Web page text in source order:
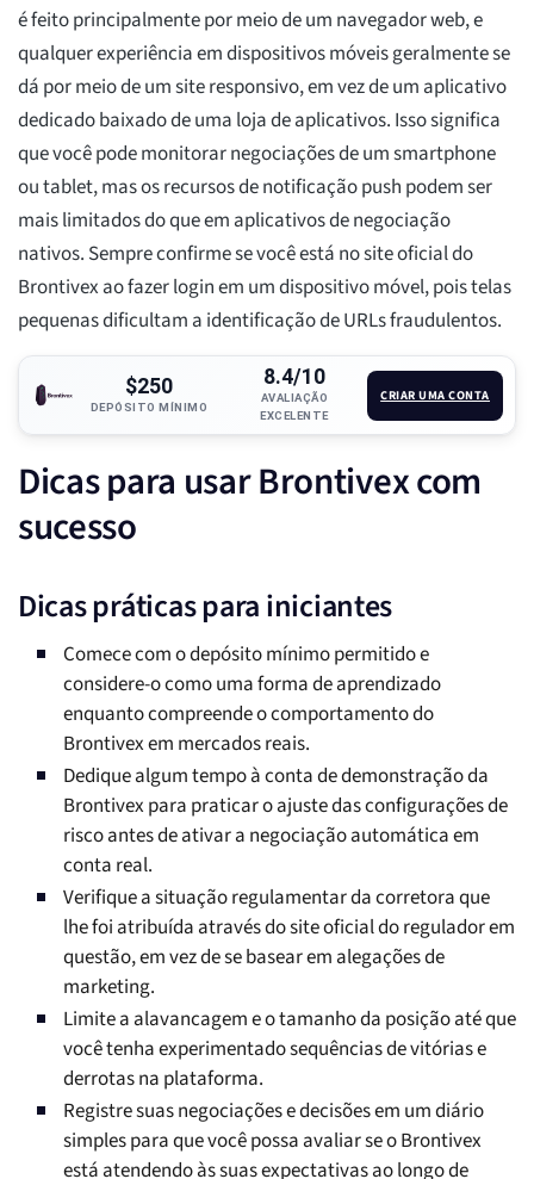
é feito principalmente por meio de um navegador web, e
qualquer experiência em dispositivos móveis geralmente se
dá por meio de um site responsivo, em vez de um aplicativo
dedicado baixado de uma loja de aplicativos. Isso significa
que você pode monitorar negociações de um smartphone
ou tablet, mas os recursos de notificação push podem ser
mais limitados do que em aplicativos de negociação
nativos. Sempre confirme se você está no site oficial do
Brontivex ao fazer login em um dispositivo móvel, pois telas
pequenas dificultam a identificação de URLs fraudulentos.
$250
DEPÓSITO MÍNIMO
8.4/10
AVALIAÇÃO
EXCELENTE
CRIAR UMA CONTA
Dicas para usar Brontivex com
sucesso
Dicas práticas para iniciantes
Comece com o depósito mínimo permitido e
considere-o como uma forma de aprendizado
enquanto compreende o comportamento do
Brontivex em mercados reais.
Dedique algum tempo à conta de demonstração da
Brontivex para praticar o ajuste das configurações de
risco antes de ativar a negociação automática em
conta real.
Verifique a situação regulamentar da corretora que
lhe foi atribuída através do site oficial do regulador em
questão, em vez de se basear em alegações de
marketing.
Limite a alavancagem e o tamanho da posição até que
você tenha experimentado sequências de vitórias e
derrotas na plataforma.
Registre suas negociações e decisões em um diário
simples para que você possa avaliar se o Brontivex
está atendendo às suas expectativas ao longo de